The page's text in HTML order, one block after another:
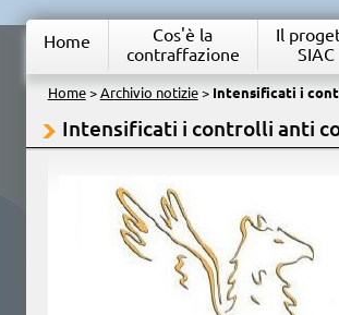
Home
Cos'è la
contraffazione
Il
SIAC
Home> Archivio notizie> Intensificati i
Intensificati i controlli anti